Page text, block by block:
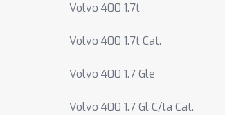
Volvo 400 1.7t
Volvo 400 1.7t Cat.
Volvo 400 1.7 Gle
Volvo 400 1.7 Gl C/ta Cat.